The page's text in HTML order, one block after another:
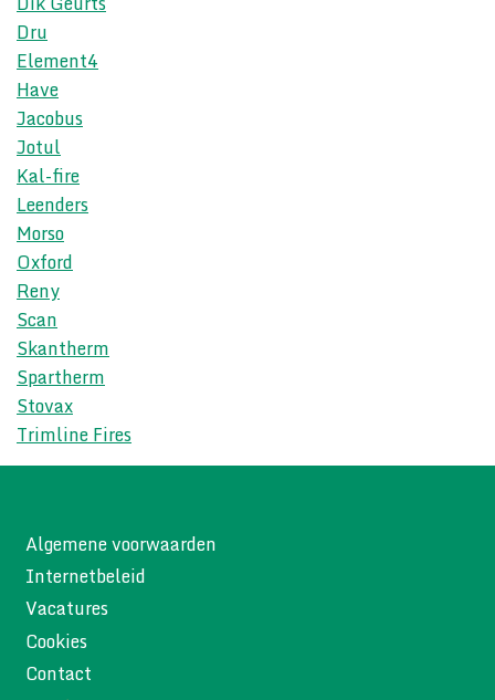
Dru
Element4
Have
Jacobus
Jotul
Kal-fire
Leenders
Morso
Oxford
Reny
Scan
Skantherm
Spartherm
Stovax
Trimline Fires
Algemene voorwaarden
Internetbeleid
Vacatures
Cookies
Contact